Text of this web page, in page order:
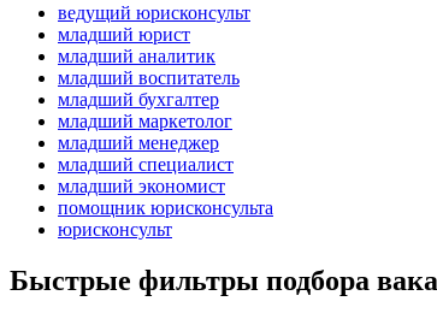
ведущий юрисконсульт
младший юрист
младший аналитик
младший воспитатель
младший бухгалтер
младший маркетолог
младший менеджер
младший специалист
младший экономист
помощник юрисконсульта
юрисконсульт
Быстрые фильтры подбора